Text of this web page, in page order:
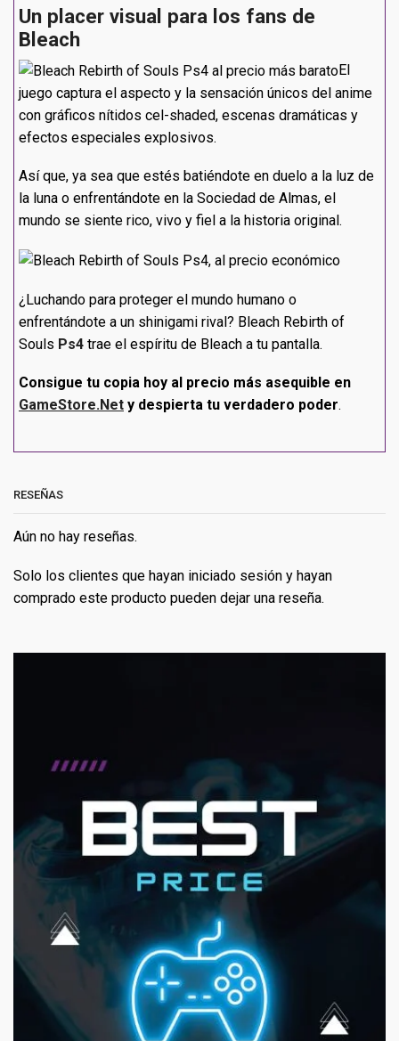
Un placer visual para los fans de
Bleach
El
juego captura el aspecto y la sensación únicos del anime
con gráficos nítidos cel-shaded, escenas dramáticas y
efectos especiales explosivos.
Así que, ya sea que estés batiéndote en duelo a la luz de
la luna o enfrentándote en la Sociedad de Almas, el
mundo se siente rico, vivo y fiel a la historia original.
¿Luchando para proteger el mundo humano o
enfrentándote a un shinigami rival? Bleach Rebirth of
Souls Ps4 trae el espíritu de Bleach a tu pantalla.
Consigue tu copia hoy al precio más asequible en
GameStore.Net y despierta tu verdadero poder.
RESEÑAS
Aún no hay reseñas.
Solo los clientes que hayan iniciado sesión y hayan
comprado este producto pueden dejar una reseña.